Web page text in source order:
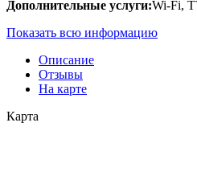
Дополнительные услуги:Wi-Fi,
Показать всю информацию
Описание
Отзывы
На карте
Карта